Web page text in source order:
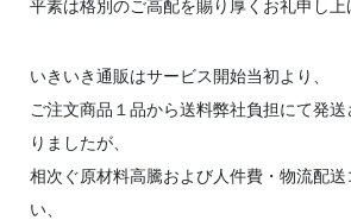
ー いきいき通販WEBカタログ
ー 利用申し込み書ダウンロード
ー オーダーシートダウンロード
Web発注サイト
平素は格別のご高配を賜り厚くお礼申し上
いきいき通販はサービス開始当初より、
ご注文商品１品から送料弊社負担にて発
りましたが、
相次ぐ原材料高騰および人件費・物流配
い、